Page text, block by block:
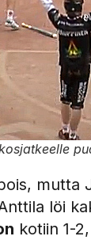
löi
kotiin 1-